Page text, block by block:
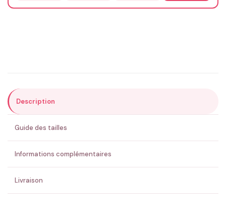
ENVOYER MA DEMANDE ✨
💚 Retour sous 24-48h🇫🇷 Flocage en France✅ Validation avant fabrication
Description
Guide des tailles
Informations complémentaires
Livraison